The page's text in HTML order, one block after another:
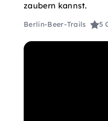
zaubern kannst.
Berlin-Beer-Trails 5